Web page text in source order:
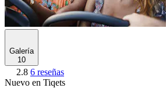
Galería
10
2.8 6 reseñas
Nuevo en Tiqets